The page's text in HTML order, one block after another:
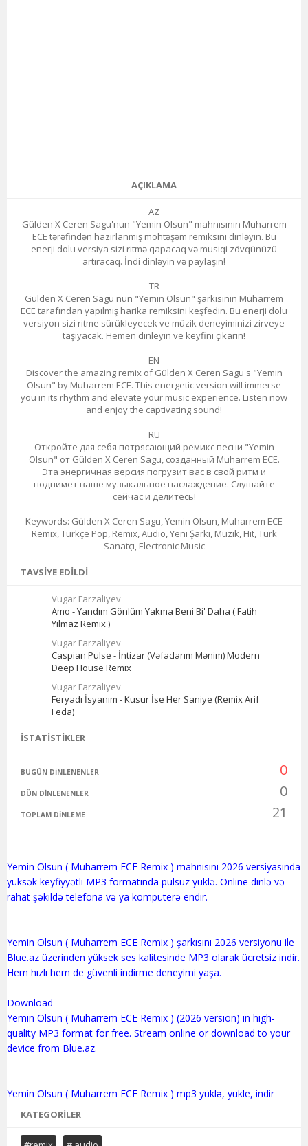
AÇIKLAMA
AZ
Gülden X Ceren Sagu'nun "Yemin Olsun" mahnısının Muharrem
ECE tərəfindən hazırlanmış möhtəşəm remiksini dinləyin. Bu
enerji dolu versiya sizi ritmə qapacaq və musiqi zövqünüzü
artıracaq. İndi dinləyin və paylaşın!
TR
Gülden X Ceren Sagu'nun "Yemin Olsun" şarkısının Muharrem
ECE tarafından yapılmış harika remiksini keşfedin. Bu enerji dolu
versiyon sizi ritme sürükleyecek ve müzik deneyiminizi zirveye
taşıyacak. Hemen dinleyin ve keyfini çıkarın!
EN
Discover the amazing remix of Gülden X Ceren Sagu's "Yemin
Olsun" by Muharrem ECE. This energetic version will immerse
you in its rhythm and elevate your music experience. Listen now
and enjoy the captivating sound!
RU
Откройте для себя потрясающий ремикс песни "Yemin
Olsun" от Gülden X Ceren Sagu, созданный Muharrem ECE.
Эта энергичная версия погрузит вас в свой ритм и
поднимет ваше музыкальное наслаждение. Слушайте
сейчас и делитесь!
Keywords: Gülden X Ceren Sagu, Yemin Olsun, Muharrem ECE
Remix, Türkçe Pop, Remix, Audio, Yeni Şarkı, Müzik, Hit, Türk
Sanatçı, Electronic Music
TAVSIYE EDILDI
Vugar Farzaliyev
Amo - Yandım Gönlüm Yakma Beni Bi' Daha ( Fatih
Yılmaz Remix )
Vugar Farzaliyev
Caspian Pulse - İntizar (Vəfadarım Mənim) Modern
Deep House Remix
Vugar Farzaliyev
Feryadı İsyanım - Kusur İse Her Saniye (Remix Arif
Feda)
İSTATISTIKLER
BUGÜN DINLENENLER 0
DÜN DINLENENLER 0
TOPLAM DINLEME 21
Yemin Olsun ( Muharrem ECE Remix ) mahnısını 2026 versiyasında
yüksək keyfiyyətli MP3 formatında pulsuz yüklə. Online dinlə və
rahat şəkildə telefona və ya kompüterə endir.
Yemin Olsun ( Muharrem ECE Remix ) şarkısını 2026 versiyonu ile
Blue.az üzerinden yüksek ses kalitesinde MP3 olarak ücretsiz indir.
Hem hızlı hem de güvenli indirme deneyimi yaşa.
Download
Yemin Olsun ( Muharrem ECE Remix ) (2026 version) in high-
quality MP3 format for free. Stream online or download to your
device from Blue.az.
KATEGORILER